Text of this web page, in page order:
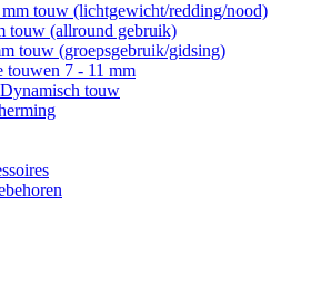
mm touw (lichtgewicht/redding/nood)
touw (allround gebruik)
touw (groepsgebruik/gidsing)
touwen 7 - 11 mm
touw